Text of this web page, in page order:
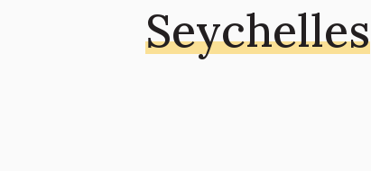
Seychelles